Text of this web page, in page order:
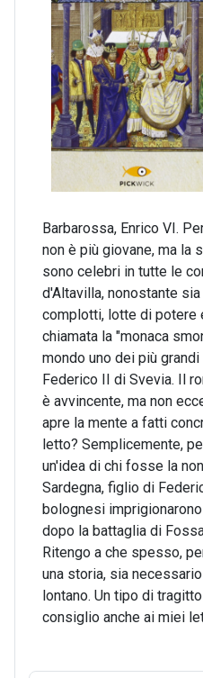
Barbarossa, Enrico VI.
non è più giovane, ma la
sono celebri in tutte le
d'Altavilla, nonostante
complotti, lotte di potere
chiamata la "monaca
mondo uno dei più
Federico II di Svevia. Il
è avvincente, ma non
apre la mente a fatti
letto? Semplicemente,
un'idea di chi fosse la
Sardegna, figlio di
bolognesi
dopo la battaglia di
Ritengo a che spesso,
una storia, sia
lontano. Un tipo di
consiglio anche ai miei